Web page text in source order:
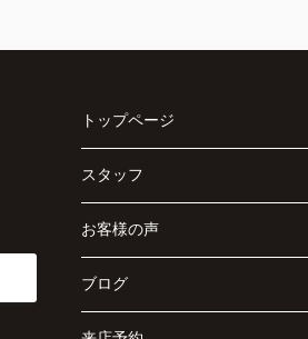
トップページ
スタッフ
お客様の声
ブログ